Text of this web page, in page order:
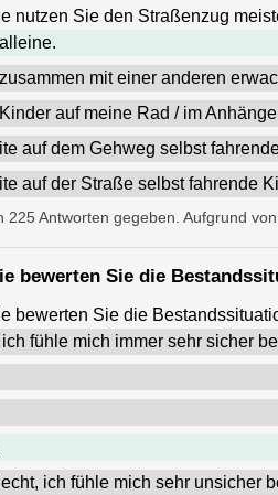
mit einer anderen
auf meine Rad / im
auf dem Gehweg selbst
auf der Straße selbst fahrende
225 Antworten gegeben. Aufgrund
bewerten Sie die
fühle mich immer sehr sicher
ich fühle mich sehr unsicher